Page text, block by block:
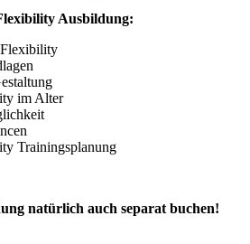
Ausbildung:
im Alter
Trainingsplanung
natürlich auch separat buchen!